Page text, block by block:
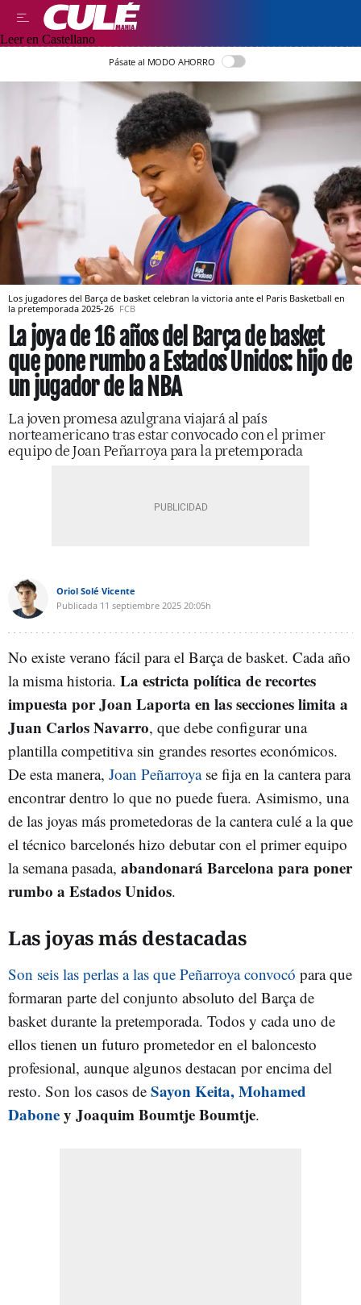
Leer en Castellano
Pásate al MODO AHORRO
Los jugadores del Barça de basket celebran la victoria ante el Paris Basketball en
la pretemporada 2025-26 FCB
La joya de 16 años del Barça de basket
que pone rumbo a Estados Unidos: hijo de
un jugador de la NBA
La joven promesa azulgrana viajará al país
norteamericano tras estar convocado con el primer
equipo de Joan Peñarroya para la pretemporada
Oriol Solé Vicente
Publicada 11 septiembre 2025 20:05h
No existe verano fácil para el Barça de basket. Cada año
la misma historia. La estricta política de recortes
impuesta por Joan Laporta en las secciones limita a
Juan Carlos Navarro, que debe configurar una
plantilla competitiva sin grandes resortes económicos.
De esta manera, Joan Peñarroyase fija en la cantera para
encontrar dentro lo que no puede fuera. Asimismo, una
de las joyas más prometedoras de la cantera culé a la que
el técnico barcelonés hizo debutar con el primer equipo
la semana pasada, abandonará Barcelona para poner
rumbo a Estados Unidos.
Las joyas más destacadas
Son seis las perlas a las que Peñarroya convocó para que
formaran parte del conjunto absoluto del Barça de
basket durante la pretemporada. Todos y cada uno de
ellos tienen un futuro prometedor en el baloncesto
profesional, aunque algunos destacan por encima del
resto. Son los casos de Sayon Keita, Mohamed
Daboney Joaquim Boumtje Boumtje.